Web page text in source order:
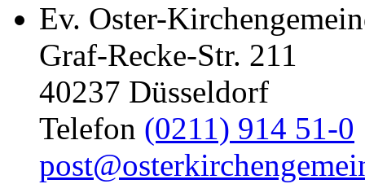
Ev. Oster-
Graf-Recke-Str. 211
40237 Düsseldorf
Telefon (0211) 914 51-0